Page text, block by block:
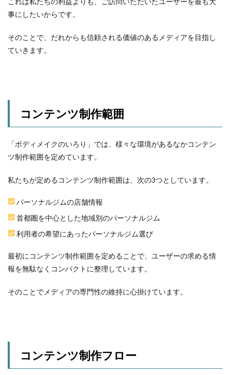
事にしたいからです。
そのことで、だれからも信頼される価値のあるメディアを目指し
ていきます。
コンテンツ制作範囲
「ボディメイクのいろり」では、様々な環境があるなかコンテン
ツ制作範囲を定めています。
私たちが定めるコンテンツ制作範囲は、次の3つとしています。
パーソナルジムの店舗情報
首都圏を中心とした地域別のパーソナルジム
利用者の希望にあったパーソナルジム選び
最初にコンテンツ制作範囲を定めることで、ユーザーの求める情
報を無駄なくコンパクトに整理しています。
そのことでメディアの専門性の維持に心掛けています。
コンテンツ制作フロー